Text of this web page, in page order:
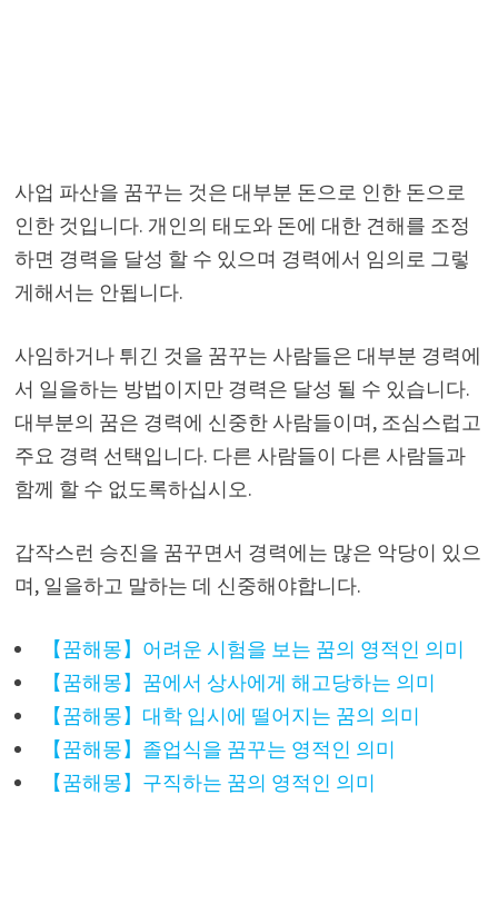
사업 파산을 꿈꾸는 것은 대부분 돈으로 인한 돈으로
인한 것입니다. 개인의 태도와 돈에 대한 견해를 조정
하면 경력을 달성 할 수 있으며 경력에서 임의로 그렇
게해서는 안됩니다.
사임하거나 튀긴 것을 꿈꾸는 사람들은 대부분 경력에
서 일을하는 방법이지만 경력은 달성 될 수 있습니다.
대부분의 꿈은 경력에 신중한 사람들이며, 조심스럽고
주요 경력 선택입니다. 다른 사람들이 다른 사람들과
함께 할 수 없도록하십시오.
갑작스런 승진을 꿈꾸면서 경력에는 많은 악당이 있으
며, 일을하고 말하는 데 신중해야합니다.
【꿈해몽】어려운 시험을 보는 꿈의 영적인 의미
【꿈해몽】꿈에서 상사에게 해고당하는 의미
【꿈해몽】대학 입시에 떨어지는 꿈의 의미
【꿈해몽】졸업식을 꿈꾸는 영적인 의미
【꿈해몽】구직하는 꿈의 영적인 의미